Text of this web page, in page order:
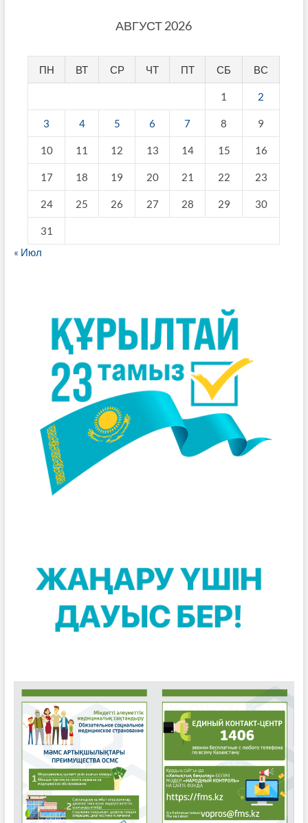
АВГУСТ 2026
ПН ВТ СР ЧТ ПТ СБ ВС
1 2
3 4 5 6 7 8 9
10 11 12 13 14 15 16
17 18 19 20 21 22 23
24 25 26 27 28 29 30
31
« Июл